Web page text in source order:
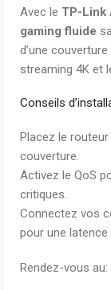
Avec le TP-Link
gaming fluide
d’une
streaming 4K et
Conseils
Placez le
couverture.
Activez le QoS
critiques.
Connectez vos
pour une latence
Rendez-vous au: